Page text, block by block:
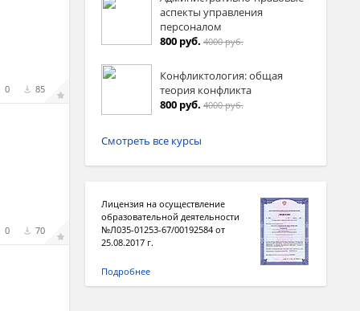
0 85
0 70
аспекты управления
персоналом
800 руб. 4000 руб.
Конфликтология: общая
теория конфликта
800 руб. 4000 руб.
Смотреть все курсы
Лицензия на осуществление
образовательной деятельности
№Л035-01253-67/00192584 от
25.08.2017 г.
Подробнее